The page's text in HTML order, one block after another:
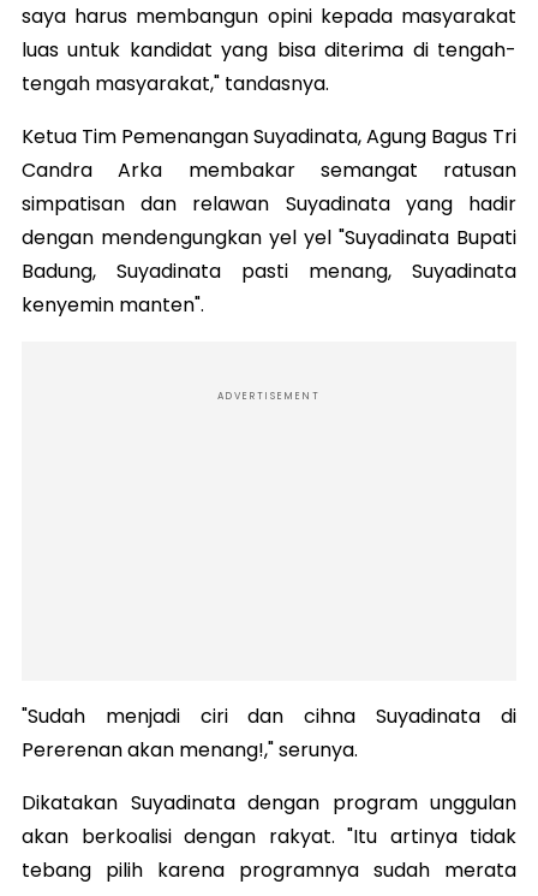
saya harus membangun opini kepada masyarakat
luas untuk kandidat yang bisa diterima di tengah-
tengah masyarakat," tandasnya.
Ketua Tim Pemenangan Suyadinata, Agung Bagus Tri
Candra Arka membakar semangat ratusan
simpatisan dan relawan Suyadinata yang hadir
dengan mendengungkan yel yel "Suyadinata Bupati
Badung, Suyadinata pasti menang, Suyadinata
kenyemin manten".
ADVERTISEMENT
"Sudah menjadi ciri dan cihna Suyadinata di
Pererenan akan menang!," serunya.
Dikatakan Suyadinata dengan program unggulan
akan berkoalisi dengan rakyat. "Itu artinya tidak
tebang pilih karena programnya sudah merata